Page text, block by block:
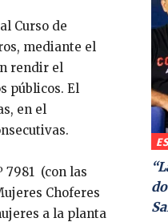
Curso de
mediante el
rendir el
públicos. El
en el
7981 (con las
Choferes
a la planta